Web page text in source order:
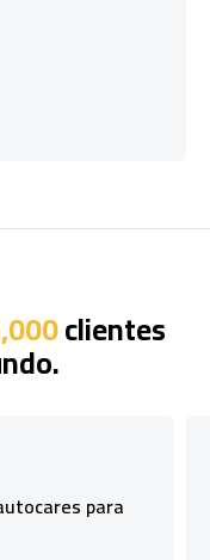
clientes
para